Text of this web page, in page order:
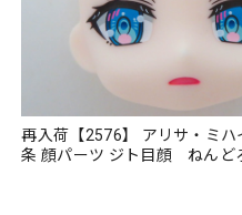
再入荷【2576】 アリサ・ミハ
条 顔パーツ ジト目顔 ねんど